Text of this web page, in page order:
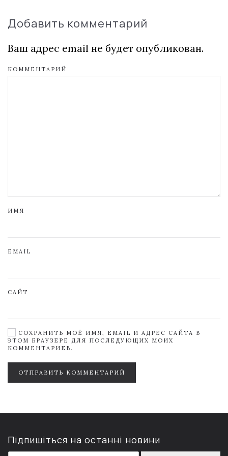
Добавить комментарий
Ваш адрес email не будет опубликован.
КОММЕНТАРИЙ
ИМЯ
EMAIL
САЙТ
СОХРАНИТЬ МОЁ ИМЯ, EMAIL И АДРЕС САЙТА В
ЭТОМ БРАУЗЕРЕ ДЛЯ ПОСЛЕДУЮЩИХ МОИХ
КОММЕНТАРИЕВ.
ОТПРАВИТЬ КОММЕНТАРИЙ
Підпишіться на останні новини